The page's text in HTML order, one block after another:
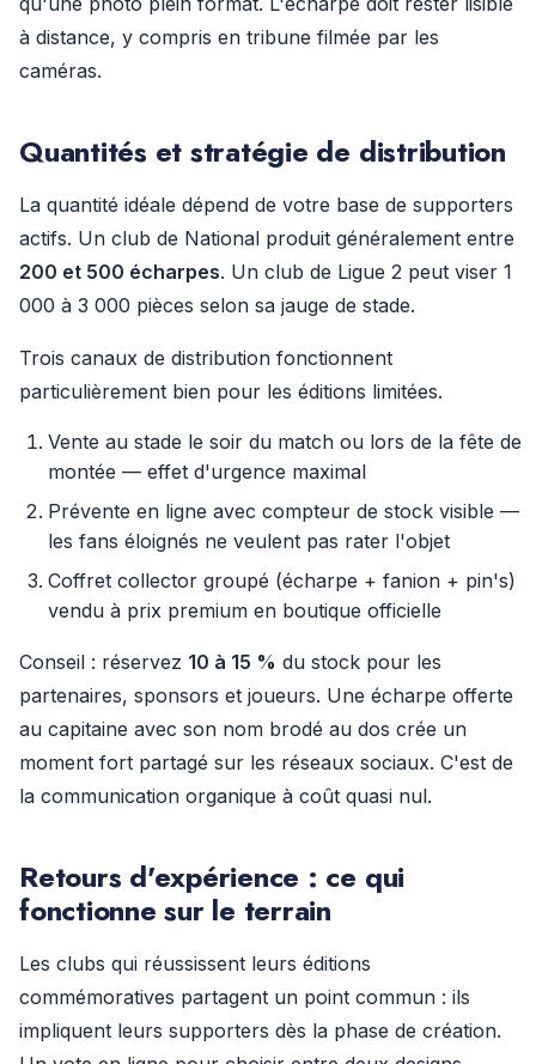
à distance, y compris en tribune filmée par les
caméras.
Quantités et stratégie de distribution
La quantité idéale dépend de votre base de supporters
actifs. Un club de National produit généralement entre
200 et 500 écharpes. Un club de Ligue 2 peut viser 1
000 à 3 000 pièces selon sa jauge de stade.
Trois canaux de distribution fonctionnent
particulièrement bien pour les éditions limitées.
Vente au stade le soir du match ou lors de la fête de
montée — effet d'urgence maximal
Prévente en ligne avec compteur de stock visible —
les fans éloignés ne veulent pas rater l'objet
Coffret collector groupé (écharpe + fanion + pin's)
vendu à prix premium en boutique officielle
Conseil : réservez 10 à 15 % du stock pour les
partenaires, sponsors et joueurs. Une écharpe offerte
au capitaine avec son nom brodé au dos crée un
moment fort partagé sur les réseaux sociaux. C'est de
la communication organique à coût quasi nul.
Retours d'expérience : ce qui
fonctionne sur le terrain
Les clubs qui réussissent leurs éditions
commémoratives partagent un point commun : ils
impliquent leurs supporters dès la phase de création.